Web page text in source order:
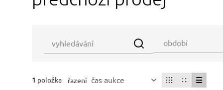
1 položka řazení čas aukce